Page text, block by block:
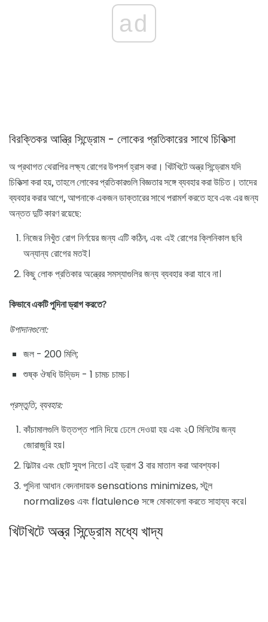
ad
বিরক্তিকর আন্ত্রি সিন্ড্রোম - লোকের প্রতিকারের সাথে চিকিত্সা
অ প্রথাগত থেরাপির লক্ষ্য রোগের উপসর্গ হ্রাস করা। খিটখিটে অন্ত্র সিন্ড্রোম যদি
চিকিত্সা করা হয়, তাহলে লোকের প্রতিকারগুলি বিজ্ঞতার সঙ্গে ব্যবহার করা উচিত। তাদের
ব্যবহার করার আগে, আপনাকে একজন ডাক্তারের সাথে পরামর্শ করতে হবে এবং এর জন্য
অন্তত দুটি কারণ রয়েছে:
নিজের নিখুঁত রোগ নির্ণয়ের জন্য এটি কঠিন, এবং এই রোগের ক্লিনিকাল ছবি
অন্যান্য রোগের মতই।
কিছু লোক প্রতিকার অন্ত্রের সমস্যাগুলির জন্য ব্যবহার করা যাবে না।
কিভাবে একটি পুদিনা ড্রাগ করতে?
উপাদানগুলো:
জল - 200 মিলি;
শুষ্ক ঔষধি উদ্ভিদ - 1 চামচ চামচ।
প্রস্তুতি, ব্যবহার:
কাঁচামালগুলি উত্তপ্ত পানি দিয়ে ঢেলে দেওয়া হয় এবং ২0 মিনিটের জন্য
জোরাজুরি হয়।
ফিল্টার এবং ছোট স্যুপ নিতে। এই ড্রাগ 3 বার মাতাল করা আবশ্যক।
পুদিনা আধান বেদনাদায়ক sensations minimizes, স্টুল
normalizes এবং flatulence সঙ্গে মোকাবেলা করতে সাহায্য করে।
খিটখিটে অন্ত্র সিন্ড্রোম মধ্যে খাদ্য